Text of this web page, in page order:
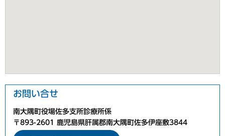
お問い合せ
南大隅町役場佐多支所診療所係
〒893-2601 鹿児島県肝属郡南大隅町佐多伊座敷3844